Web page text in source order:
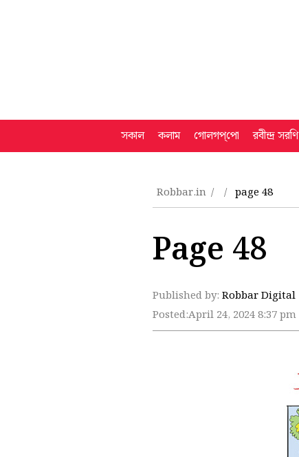
সকাল কলাম গোলগপ্‌পো রবীন্দ্র সরণি
Robbar.in page 48
Page 48
Published by: Robbar Digital
Posted:April 24, 2024 8:37 pm